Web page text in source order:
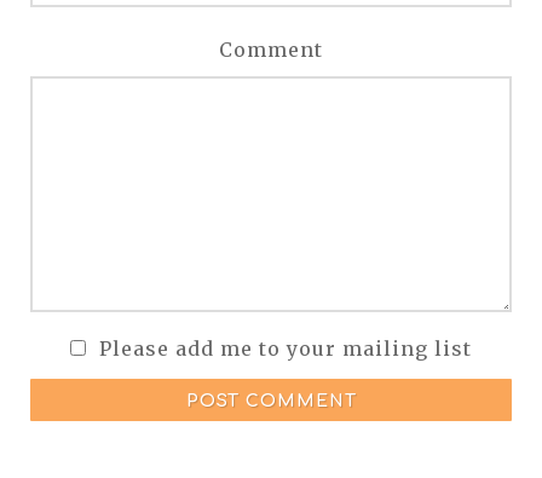
Comment
Please add me to your mailing list
POST COMMENT